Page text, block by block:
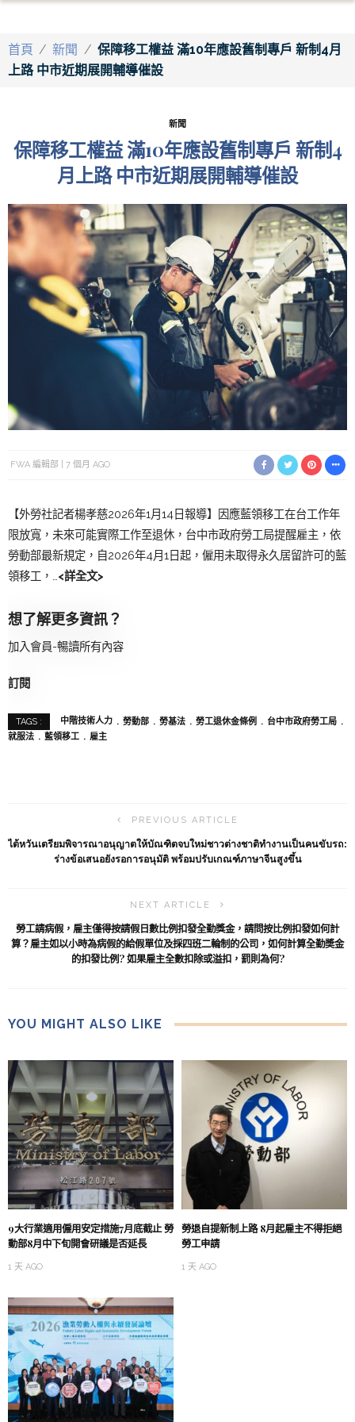
首頁 / 新聞 / 保障移工權益 滿10年應設舊制專戶 新制4月
上路 中市近期展開輔導催設
新聞
保障移工權益 滿10年應設舊制專戶 新制4
月上路 中市近期展開輔導催設
FWA 編輯部 7 個月 AGO
【外勞社記者楊孝慈2026年1月14日報導】因應藍領移工在台工作年
限放寬，未來可能實際工作至退休，台中市政府勞工局提醒雇主，依
勞動部最新規定，自2026年4月1日起，僱用未取得永久居留許可的藍
領移工，…<詳全文>
想了解更多資訊？
加入會員-暢讀所有內容
訂閱
TAGS : 中階技術人力 勞動部 勞基法 勞工退休金條例
台中市政府勞工局
就服法
藍領移工 雇主
PREVIOUS ARTICLE
ไต้หวันเตรียมพิจารณาอนุญาตให้บัณฑิตจบใหม่ชาวต่างชาติทำงานเป็นคนขับรถ:
ร่างข้อเสนอยังรอการอนุมัติ พร้อมปรับเกณฑ์ภาษาจีนสูงขึ้น
NEXT ARTICLE
勞工請病假，雇主僅得按請假日數比例扣發全勤獎金，請問按比例扣發如何計
算？雇主如以小時為病假的給假單位及採四班二輪制的公司，如何計算全勤奬金
的扣發比例? 如果雇主全數扣除或溢扣，罰則為何?
YOU MIGHT ALSO LIKE
9大行業適用僱用安定措施7月底截止 勞
動部8月中下旬開會研議是否延長
1 天 AGO
勞退自提新制上路 8月起雇主不得拒絕
勞工申請
1 天 AGO